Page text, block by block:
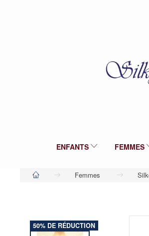
ENFANTS FEMMES
Femmes
50% DE RÉDUCTION